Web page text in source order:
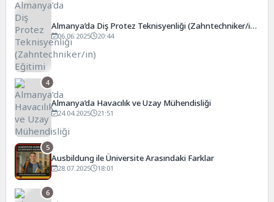
Almanya’da Diş Protez Teknisyenliği (Zahntechniker/in)
Eğitimi
06.06.2025 20:44
4
Almanya’da Havacılık ve Uzay Mühendisliği
24.04.2025 21:51
5
Ausbildung ile Üniversite Arasındaki Farklar
28.07.2025 18:01
6